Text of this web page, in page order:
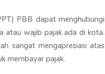
PBB dapat menghubungi
atau wajib pajak ada di kota.
sangat mengapresiasi atas
membayar pajak.